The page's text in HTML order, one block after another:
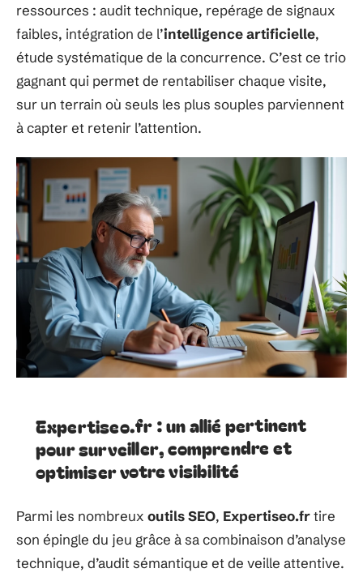
ressources : audit technique, repérage de signaux
faibles, intégration de l’intelligence artificielle,
étude systématique de la concurrence. C’est ce trio
gagnant qui permet de rentabiliser chaque visite,
sur un terrain où seuls les plus souples parviennent
à capter et retenir l’attention.
Expertiseo.fr : un allié pertinent
pour surveiller, comprendre et
optimiser votre visibilité
Parmi les nombreux outils SEO, Expertiseo.frtire
son épingle du jeu grâce à sa combinaison d’analyse
technique, d’audit sémantique et de veille attentive.